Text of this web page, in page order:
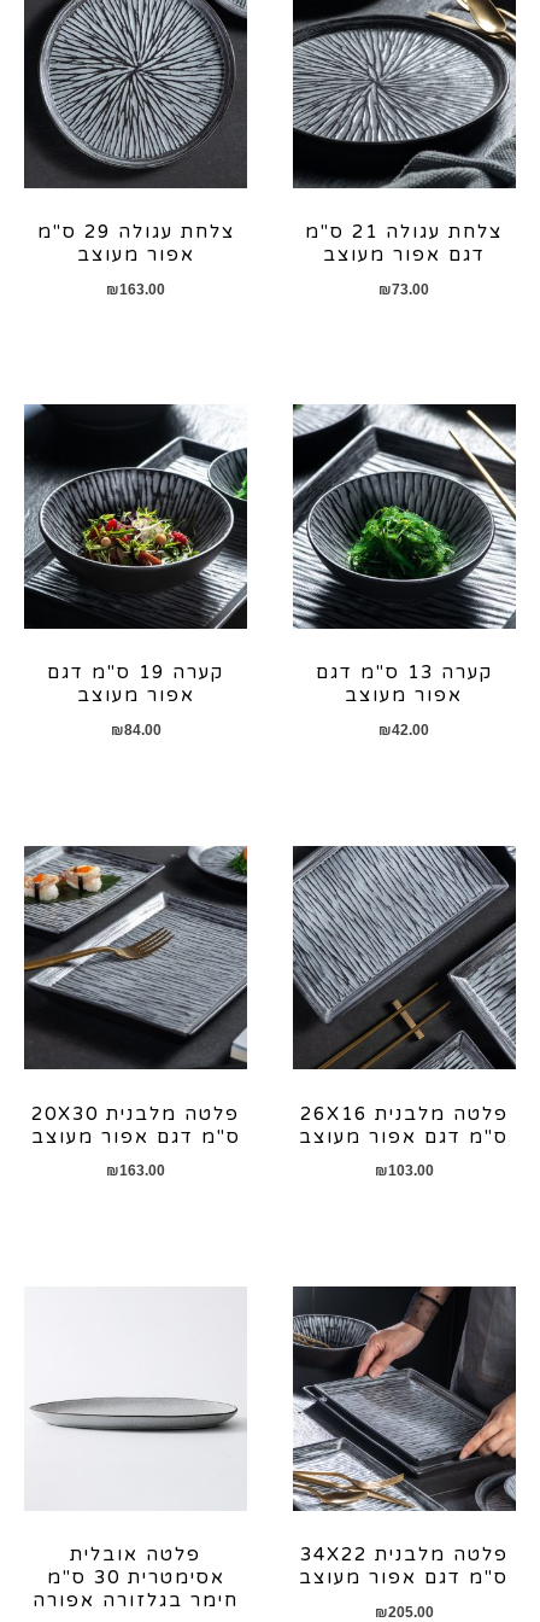
צלחת עגולה 21 ס"מ
דגם אפור מעוצב
₪73.00
צלחת עגולה 29 ס"מ
אפור מעוצב
₪163.00
קערה 13 ס"מ דגם
אפור מעוצב
₪42.00
קערה 19 ס"מ דגם
אפור מעוצב
₪84.00
פלטה מלבנית 26X16
ס"מ דגם אפור מעוצב
₪103.00
פלטה מלבנית 20X30
ס"מ דגם אפור מעוצב
₪163.00
פלטה מלבנית 34X22
ס"מ דגם אפור מעוצב
₪205.00
פלטה אובלית
אסימטרית 30 ס"מ
חימר בגלזורה אפורה